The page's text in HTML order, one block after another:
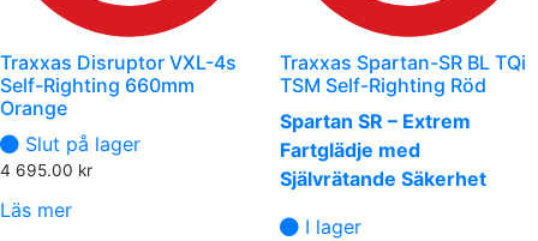
Traxxas Disruptor VXL-4s
Self-Righting 660mm
Orange
Slut på lager
4 695.00 kr
Läs mer
Traxxas Spartan-SR BL TQi
TSM Self-Righting Röd
Spartan SR – Extrem
Fartglädje med
Självrätande Säkerhet
I lager